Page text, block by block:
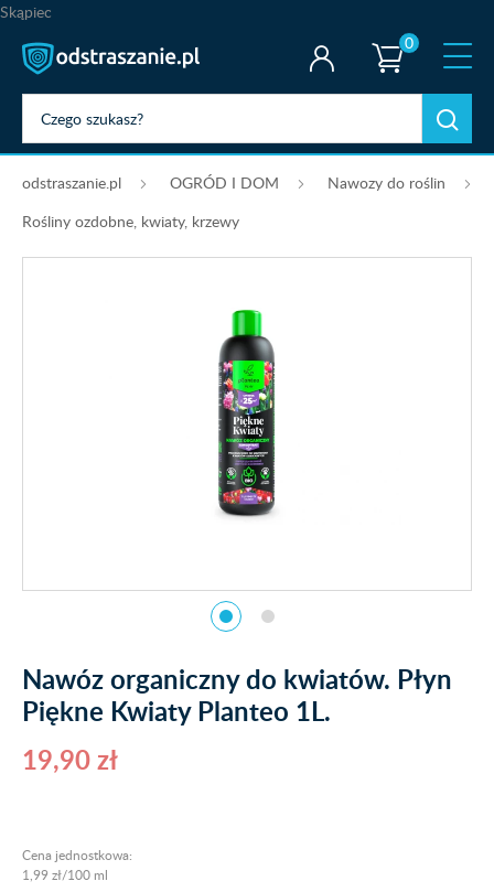
Skąpiec
0
odstraszanie.pl OGRÓD I DOM
Nawozy do roślin
Rośliny ozdobne, kwiaty, krzewy
Nawóz organiczny do kwiatów. Płyn
Piękne Kwiaty Planteo 1L.
19,90 zł
Cena jednostkowa:
1,99 zł/100 ml